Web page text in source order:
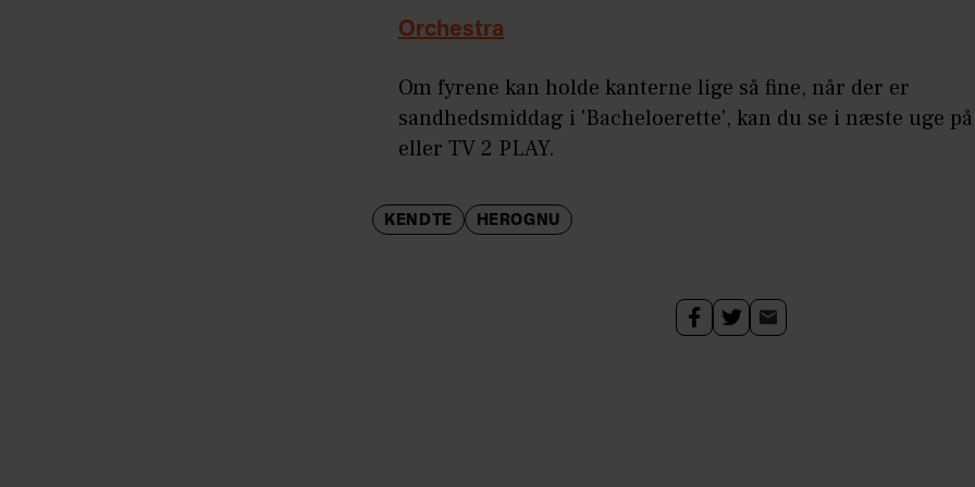
Orchestra
Om fyrene kan holde kanterne lige så fine, når der er
sandhedsmiddag i 'Bacheloerette', kan du se i næste uge
eller TV 2 PLAY.
KENDTE HEROGNU